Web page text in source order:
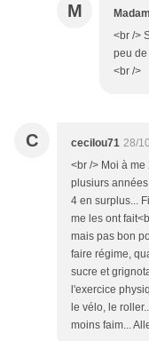
M
<br />
peu de
<br />
C cecilou71 28/
<br /> Moi à
plusiurs
4 en surplus...
me les ont
mais pas bon
faire régime,
sucre et
l'exercice
le vélo, le
moins faim...